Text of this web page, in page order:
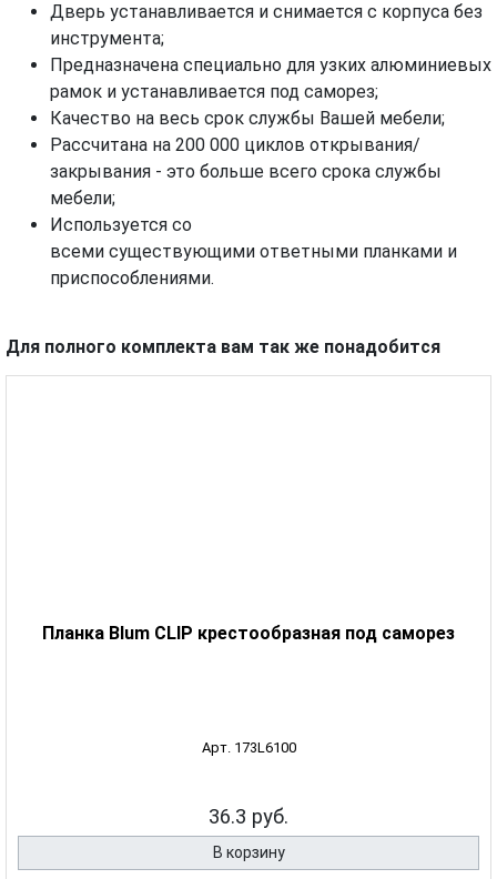
Дверь устанавливается и снимается с корпуса без
инструмента;
Предназначена специально для узких алюминиевых
рамок и устанавливается под саморез;
Качество на весь срок службы Вашей мебели;
Рассчитана на 200 000 циклов открывания/
закрывания - это больше всего срока службы
мебели;
Используется со
всеми существующими ответными планками и
приспособлениями.
Для полного комплекта вам так же понадобится
Планка Blum CLIP крестообразная под саморез
Арт. 173L6100
36.3 руб.
В корзину